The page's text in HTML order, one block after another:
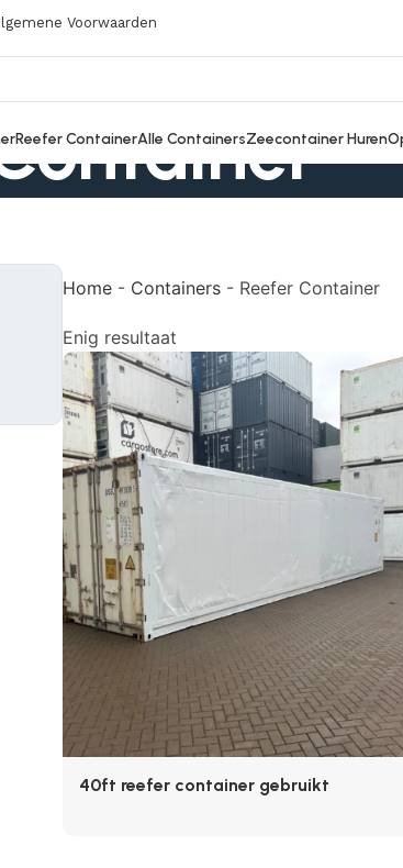
Voorwaarden
Reefer ContainerAlle ContainersZeecontainer Huren
Home - Containers - Reefer Container
Enig resultaat
40ft reefer container gebruikt